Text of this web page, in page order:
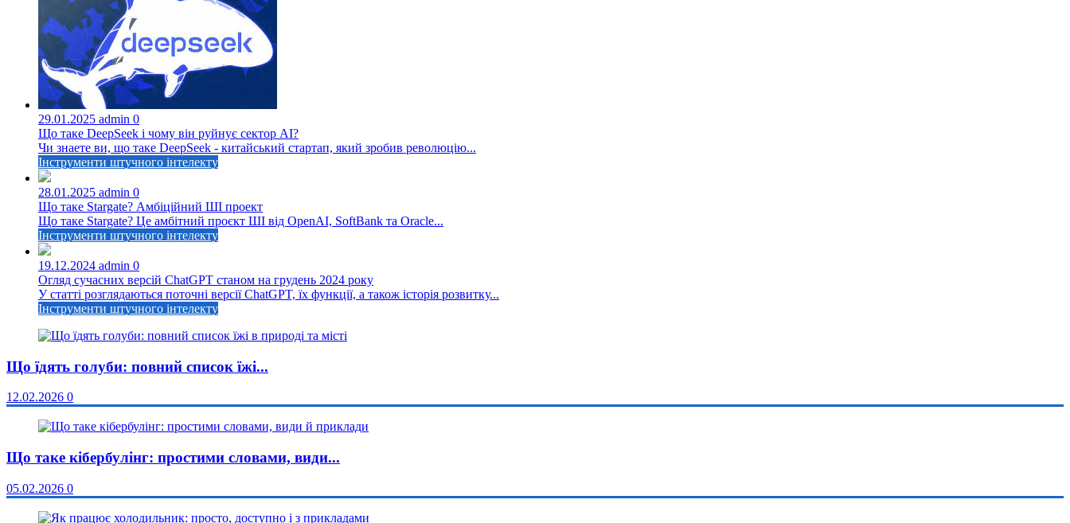
29.01.2025 admin 0
Що таке DeepSeek і чому він руйнує сектор АІ?
Чи знаете ви, що таке DeepSeek - китайський стартап, який зробив революцію...
Інструменти штучного інтелекту
28.01.2025 admin 0
Що таке Stargate? Амбіційний ШІ проект
Що таке Stargate? Це амбітний проєкт ШІ від OpenAI, SoftBank та Oracle...
Інструменти штучного інтелекту
19.12.2024 admin 0
Огляд сучасних версій ChatGPT станом на грудень 2024 року
У статті розглядаються поточні версії ChatGPT, їх функції, а також історія розвитку...
Інструменти штучного інтелекту
Що їдять голуби: повний список їжі...
12.02.2026 0
Що таке кібербулінг: простими словами, види...
05.02.2026 0